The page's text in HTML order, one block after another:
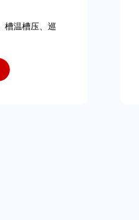
槽温槽压、巡